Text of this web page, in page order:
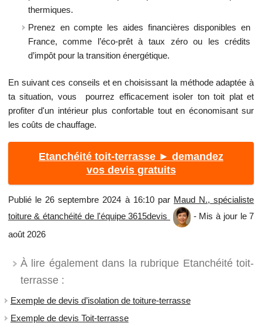
thermiques.
Prenez en compte les aides financières disponibles en
France, comme l’éco-prêt à taux zéro ou les crédits
d’impôt pour la transition énergétique.
En suivant ces conseils et en choisissant la méthode adaptée à
ta situation, vous pourrez efficacement isoler ton toit plat et
profiter d'un intérieur plus confortable tout en économisant sur
les coûts de chauffage.
Etanchéité toit-terrasse ► demandez
vos devis gratuits
Publié le 26 septembre 2024 à 16:10 par Maud N., spécialiste
toiture & étanchéité de l'équipe 3615devis
- Mis à jour le 7
août 2026
À lire également dans la rubrique Etanchéité toit-
terrasse :
Exemple de devis d’isolation de toiture-terrasse
Exemple de devis Toit-terrasse